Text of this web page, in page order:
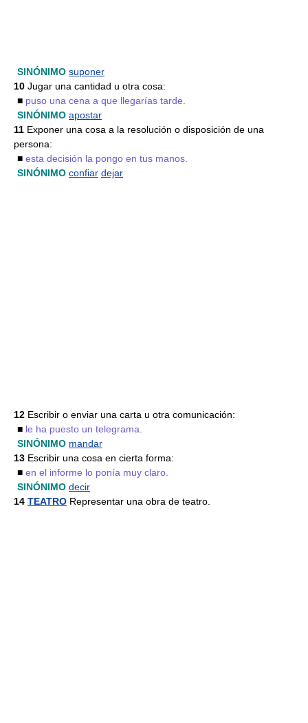
SINÓNIMO suponer
10 Jugar una cantidad u otra cosa:
■ puso una cena a que llegarías tarde.
SINÓNIMO apostar
11 Exponer una cosa a la resolución o disposición de una
persona:
■ esta decisión la pongo en tus manos.
SINÓNIMO confiar dejar
12 Escribir o enviar una carta u otra comunicación:
■ le ha puesto un telegrama.
SINÓNIMO mandar
13 Escribir una cosa en cierta forma:
■ en el informe lo ponía muy claro.
SINÓNIMO decir
14 TEATRO Representar una obra de teatro.